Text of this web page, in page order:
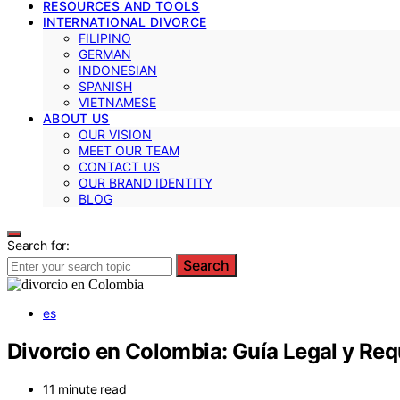
RESOURCES AND TOOLS
INTERNATIONAL DIVORCE
FILIPINO
GERMAN
INDONESIAN
SPANISH
VIETNAMESE
ABOUT US
OUR VISION
MEET OUR TEAM
CONTACT US
OUR BRAND IDENTITY
BLOG
Search for:
Search
es
Divorcio en Colombia: Guía Legal y
11 minute read